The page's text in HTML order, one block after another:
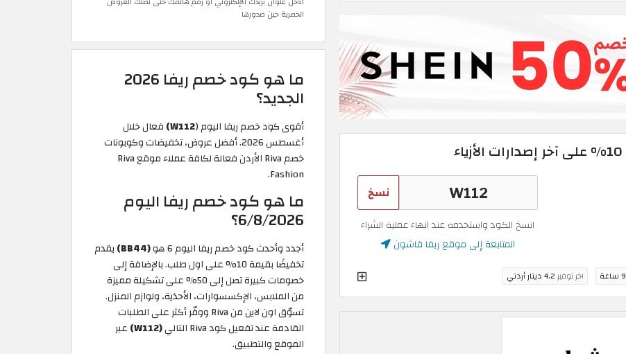
نسخ
انسخ الكود واستخدمه عند انهاء عملية الشراء
المتابعة إلى موقع ريفا فاشون
9 ساعة اخر توفير4.2 دينار أردني
الحصرية حين صدورها
ما هو كود خصم ريفا 2026
الجديد؟
أقوى كود خصم ريفا اليوم (W112) فعال خلال
أغسطس 2026. أفضل عروض، تخفيضات وكوبونات
خصم Riva الأردن فعالة لكافة عملاء موقع Riva
Fashion.
ما هو كود خصم ريفا اليوم
6/8/2026؟
أجدد وأحدث كود خصم ريفا اليوم 6 هو (BB44)
يقدم
تخفيضًا بقيمة 10% على اول طلب. بالإضافة إلى
خصومات كبيرة تصل إلى 50% على تشكيلة مميزة
من الملابس، الإكسسوارات، الأحذية، ولوازم المنزل.
تسوّق اون لاين من Riva ووفّر أكثر على الطلبات
القادمة عند تفعيل كود Riva التالي
(W112)
عبر
الموقع والتطبيق.